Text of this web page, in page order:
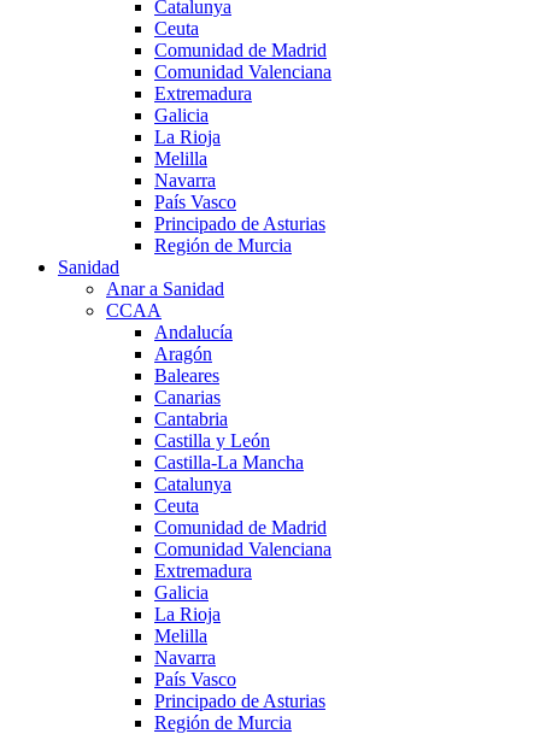
Catalunya
Ceuta
Comunidad de Madrid
Comunidad Valenciana
Extremadura
Galicia
La Rioja
Melilla
Navarra
País Vasco
Principado de Asturias
Región de Murcia
Sanidad
Anar a Sanidad
CCAA
Andalucía
Aragón
Baleares
Canarias
Cantabria
Castilla y León
Castilla-La Mancha
Catalunya
Ceuta
Comunidad de Madrid
Comunidad Valenciana
Extremadura
Galicia
La Rioja
Melilla
Navarra
País Vasco
Principado de Asturias
Región de Murcia